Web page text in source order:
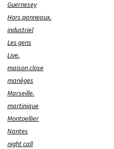
Guernesey
Hors panneaux.
industriel
Les gens
Live.
maison close
manèges
Marseille.
martinique
Montpellier
Nantes
night call